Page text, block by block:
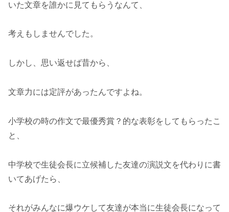
いた文章を誰かに見てもらうなんて、
考えもしませんでした。
しかし、思い返せば昔から、
文章力には定評があったんですよね。
小学校の時の作文で最優秀賞？的な表彰をしてもらったこ
と、
中学校で生徒会長に立候補した友達の演説文を代わりに書
いてあげたら、
それがみんなに爆ウケして友達が本当に生徒会長になって